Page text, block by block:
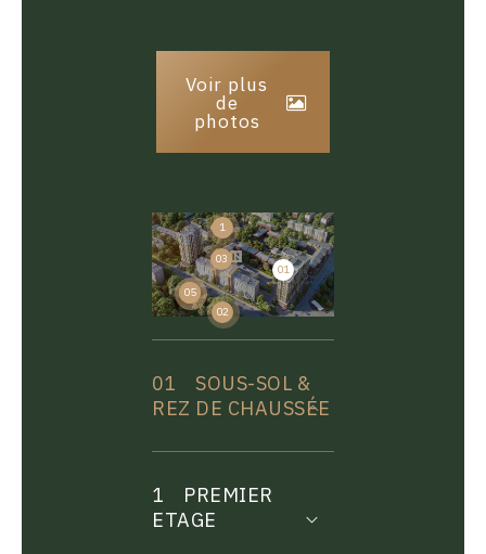
Voir plus
de
photos
01
1
02
03
04
05
01
SOUS-SOL &
REZ DE CHAUSSÉE
1
PREMIER
ETAGE